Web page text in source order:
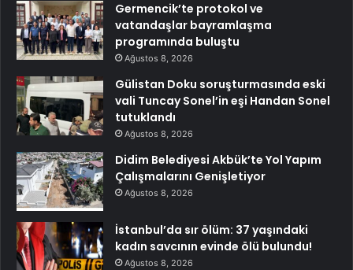
Germencik’te protokol ve
vatandaşlar bayramlaşma
programında buluştu
Ağustos 8, 2026
Gülistan Doku soruşturmasında eski
vali Tuncay Sonel’in eşi Handan Sonel
tutuklandı
Ağustos 8, 2026
Didim Belediyesi Akbük’te Yol Yapım
Çalışmalarını Genişletiyor
Ağustos 8, 2026
İstanbul’da sır ölüm: 37 yaşındaki
kadın savcının evinde ölü bulundu!
Ağustos 8, 2026